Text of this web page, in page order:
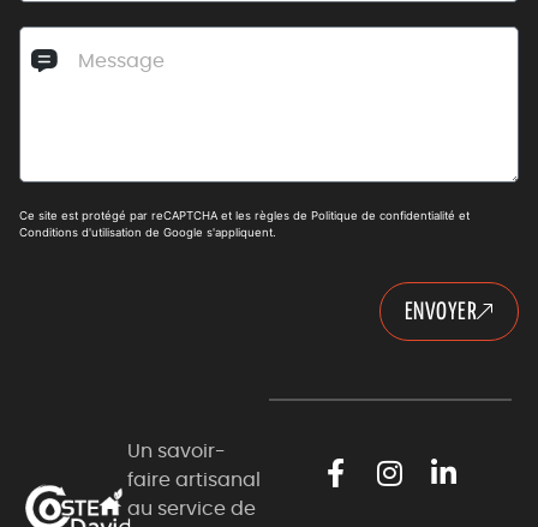
Ce site est protégé par reCAPTCHA et les règles de Politique de confidentialité et
Conditions d'utilisation de Google s'appliquent.
ENVOYER
Un savoir-
faire artisanal
au service de